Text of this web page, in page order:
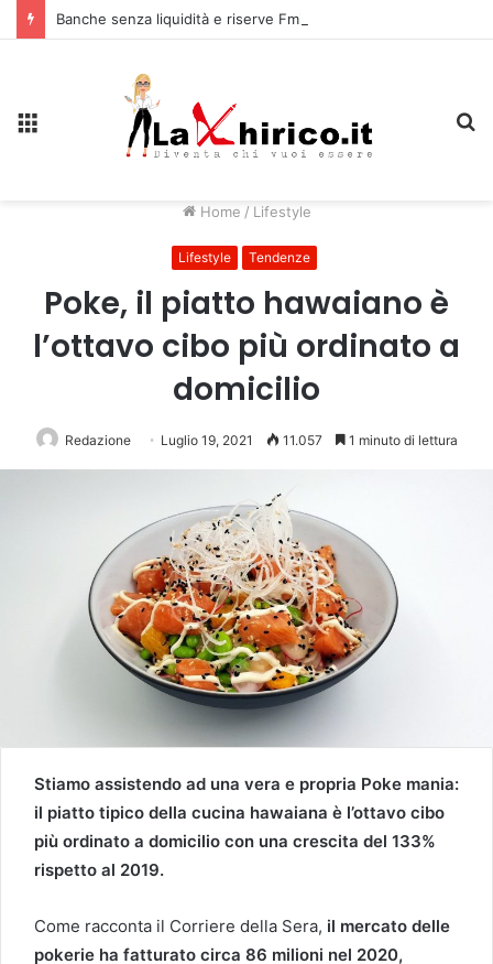
Home / Lifestyle
Lifestyle Tendenze
Poke, il piatto hawaiano è
l’ottavo cibo più ordinato a
domicilio
Redazione Luglio 19, 2021 11.057 1 minuto di lettura
Stiamo assistendo ad una vera e propria Poke mania:
il piatto tipico della cucina hawaiana è l’ottavo cibo
più ordinato a domicilio con una crescita del 133%
rispetto al 2019.
Come racconta il Corriere della Sera, il mercato delle
pokerie ha fatturato circa 86 milioni nel 2020,